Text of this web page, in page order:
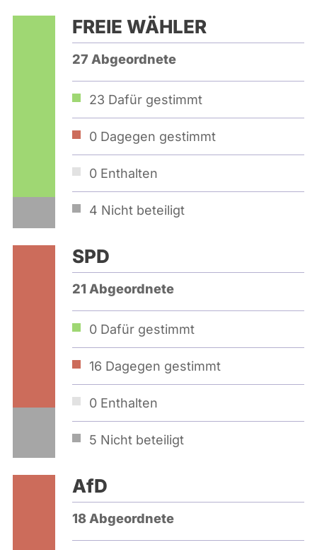
FREIE WÄHLER
27 Abgeordnete
23 Dafür gestimmt
0 Dagegen gestimmt
0 Enthalten
4 Nicht beteiligt
SPD
21 Abgeordnete
0 Dafür gestimmt
16 Dagegen gestimmt
0 Enthalten
5 Nicht beteiligt
AfD
18 Abgeordnete